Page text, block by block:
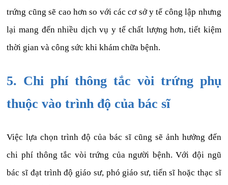
trứng cũng sẽ cao hơn so với các cơ sở y tế công lập nhưng
lại mang đến nhiều dịch vụ y tế chất lượng hơn, tiết kiệm
thời gian và công sức khi khám chữa bệnh.
5. Chi phí thông tắc vòi trứng phụ
thuộc vào trình độ của bác sĩ
Việc lựa chọn trình độ của bác sĩ cũng sẽ ảnh hưởng đến
chi phí thông tắc vòi trứng của người bệnh. Với đội ngũ
bác sĩ đạt trình độ giáo sư, phó giáo sư, tiến sĩ hoặc thạc sĩ